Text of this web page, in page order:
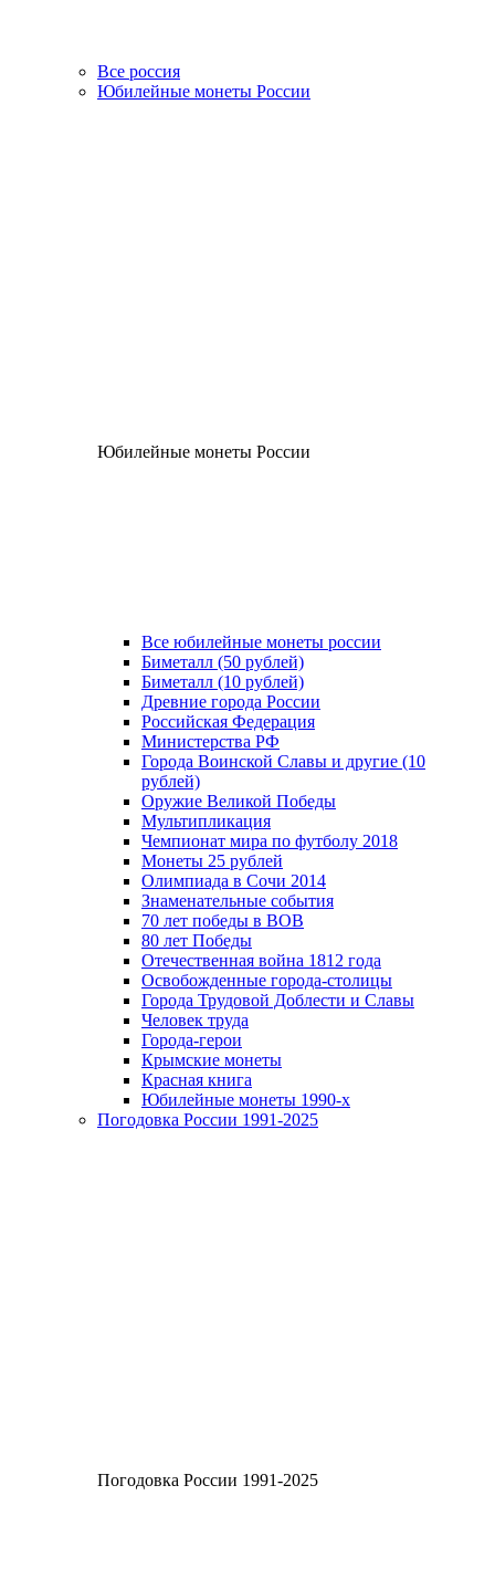
Все россия
Юбилейные монеты России
Юбилейные монеты России
Все юбилейные монеты россии
Биметалл (50 рублей)
Биметалл (10 рублей)
Древние города России
Российская Федерация
Министерства РФ
Города Воинской Славы и другие (10
рублей)
Оружие Великой Победы
Мультипликация
Чемпионат мира по футболу 2018
Монеты 25 рублей
Олимпиада в Сочи 2014
Знаменательные события
70 лет победы в ВОВ
80 лет Победы
Отечественная война 1812 года
Освобожденные города-столицы
Города Трудовой Доблести и Славы
Человек труда
Города-герои
Крымские монеты
Красная книга
Юбилейные монеты 1990-х
Погодовка России 1991-2025
Погодовка России 1991-2025